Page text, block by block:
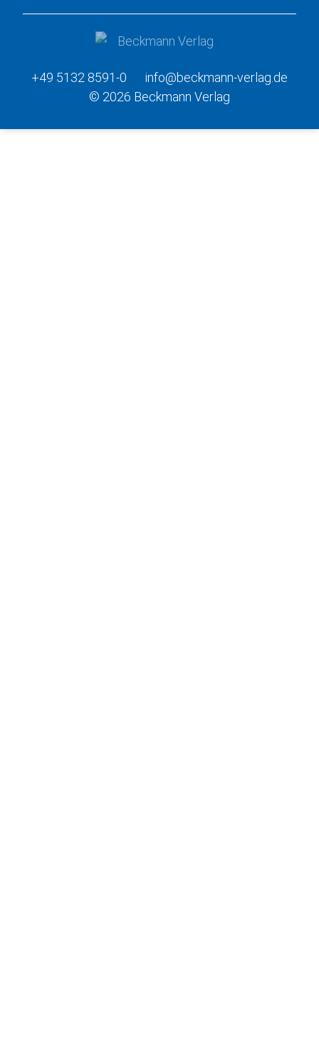
+49 5132 8591-0
info@beckmann-verlag.de
© 2026 Beckmann Verlag